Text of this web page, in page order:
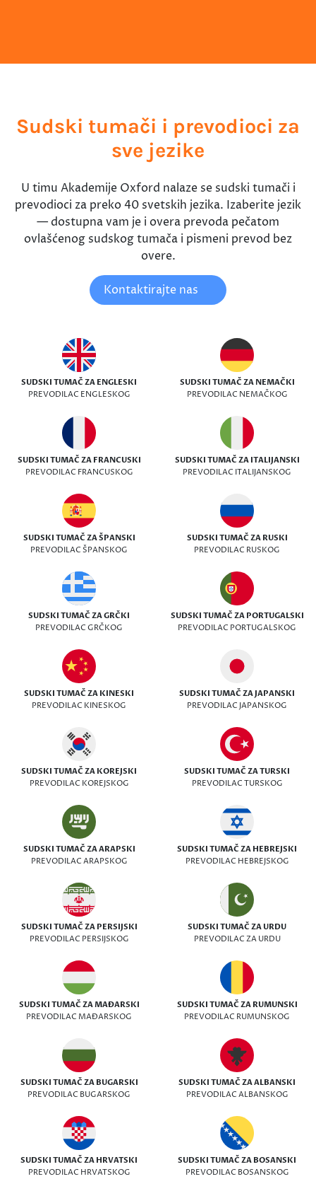
Sudski tumači i prevodioci za
sve jezike
U timu Akademije Oxford nalaze se sudski tumači i
prevodioci za preko 40 svetskih jezika. Izaberite jezik
— dostupna vam je i overa prevoda pečatom
ovlašćenog sudskog tumača i pismeni prevod bez
overe.
Kontaktirajte nas
SUDSKI TUMAČ ZA ENGLESKI
PREVODILAC ENGLESKOG
SUDSKI TUMAČ ZA NEMAČKI
PREVODILAC NEMAČKOG
SUDSKI TUMAČ ZA FRANCUSKI
PREVODILAC FRANCUSKOG
SUDSKI TUMAČ ZA ITALIJANSKI
PREVODILAC ITALIJANSKOG
SUDSKI TUMAČ ZA ŠPANSKI
PREVODILAC ŠPANSKOG
SUDSKI TUMAČ ZA RUSKI
PREVODILAC RUSKOG
SUDSKI TUMAČ ZA GRČKI
PREVODILAC GRČKOG
SUDSKI TUMAČ ZA PORTUGALSKI
PREVODILAC PORTUGALSKOG
SUDSKI TUMAČ ZA KINESKI
PREVODILAC KINESKOG
SUDSKI TUMAČ ZA JAPANSKI
PREVODILAC JAPANSKOG
SUDSKI TUMAČ ZA KOREJSKI
PREVODILAC KOREJSKOG
SUDSKI TUMAČ ZA TURSKI
PREVODILAC TURSKOG
SUDSKI TUMAČ ZA ARAPSKI
PREVODILAC ARAPSKOG
SUDSKI TUMAČ ZA HEBREJSKI
PREVODILAC HEBREJSKOG
SUDSKI TUMAČ ZA PERSIJSKI
PREVODILAC PERSIJSKOG
SUDSKI TUMAČ ZA URDU
PREVODILAC ZA URDU
SUDSKI TUMAČ ZA MAĐARSKI
PREVODILAC MAĐARSKOG
SUDSKI TUMAČ ZA RUMUNSKI
PREVODILAC RUMUNSKOG
SUDSKI TUMAČ ZA BUGARSKI
PREVODILAC BUGARSKOG
SUDSKI TUMAČ ZA ALBANSKI
PREVODILAC ALBANSKOG
SUDSKI TUMAČ ZA HRVATSKI
PREVODILAC HRVATSKOG
SUDSKI TUMAČ ZA BOSANSKI
PREVODILAC BOSANSKOG